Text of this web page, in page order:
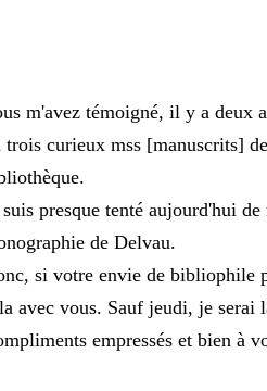
ce 3
m'avez témoigné, il y a deux
trois curieux mss [manuscrits]
suis presque tenté aujourd'hui
de Delvau.
si votre envie de bibliophile
avec vous. Sauf jeudi, je serai
empressés et bien à